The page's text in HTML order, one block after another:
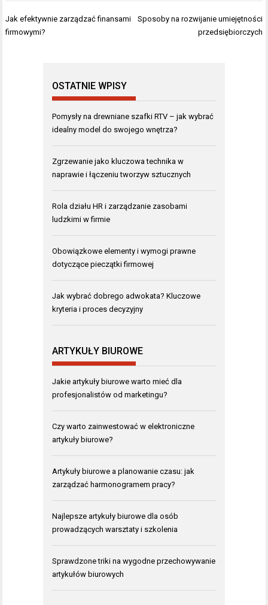
Nawigacja
wpisu
Jak efektywnie zarządzać finansami
firmowymi?
Sposoby na rozwijanie umiejętności
przedsiębiorczych
OSTATNIE WPISY
Pomysły na drewniane szafki RTV – jak wybrać
idealny model do swojego wnętrza?
Zgrzewanie jako kluczowa technika w
naprawie i łączeniu tworzyw sztucznych
Rola działu HR i zarządzanie zasobami
ludzkimi w firmie
Obowiązkowe elementy i wymogi prawne
dotyczące pieczątki firmowej
Jak wybrać dobrego adwokata? Kluczowe
kryteria i proces decyzyjny
ARTYKUŁY BIUROWE
Jakie artykuły biurowe warto mieć dla
profesjonalistów od marketingu?
Czy warto zainwestować w elektroniczne
artykuły biurowe?
Artykuły biurowe a planowanie czasu: jak
zarządzać harmonogramem pracy?
Najlepsze artykuły biurowe dla osób
prowadzących warsztaty i szkolenia
Sprawdzone triki na wygodne przechowywanie
artykułów biurowych